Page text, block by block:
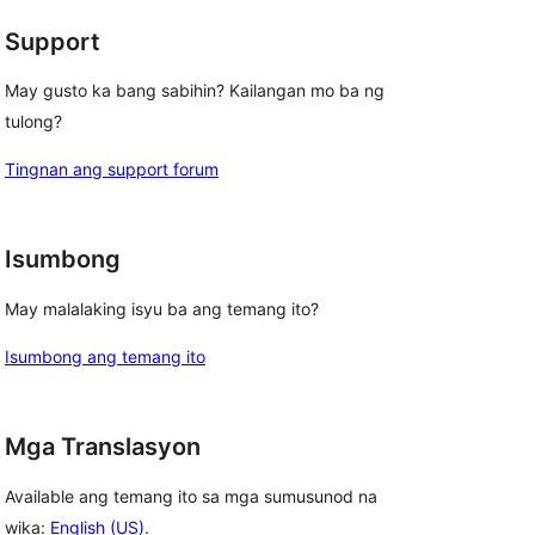
Support
May gusto ka bang sabihin? Kailangan mo ba ng
tulong?
Tingnan ang support forum
Isumbong
May malalaking isyu ba ang temang ito?
Isumbong ang temang ito
Mga Translasyon
Available ang temang ito sa mga sumusunod na
wika: English (US).